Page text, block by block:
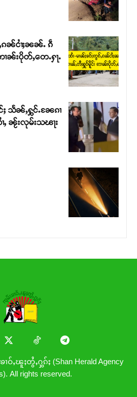
ၼ်းမိူင်း ၵူႈတီႈၵူႈလႅၼ်ပေႃးတေၸွ
ၼ်ႉ ၶဝ်ႈႁူမ်ႈၵမ်ႉထႅမ် ၸုမ်းၶၢ
ၵ်ႈ လႆႈယူႇၶႃႈဢေႃႈ။
ၵၼ်ငၢႆႈၼၼ်ႉ ၵဵ
ၼ်းပိုတ်ႇတေႉႁႃႉ
သႅၼ်ႇႁွင်ႉၼႄၵၢ
ၼႂ်းလုမ်းသၽႃး
ဝ်ႇၽူႈတွႆႇႁွၵ်ႈ (Shan Herald Agency
All rights reserved.